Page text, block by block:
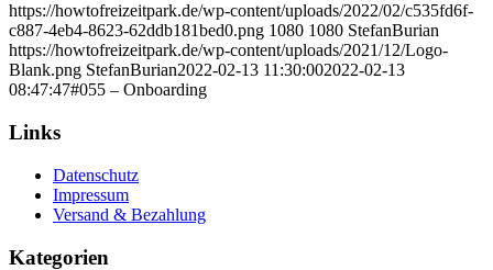
https://howtofreizeitpark.de/wp-content/uploads/2022/02/c535fd6f-
c887-4eb4-8623-62ddb181bed0.png 1080 1080 StefanBurian
https://howtofreizeitpark.de/wp-content/uploads/2021/12/Logo-
Blank.png StefanBurian2022-02-13 11:30:002022-02-13
08:47:47#055 – Onboarding
Links
Datenschutz
Impressum
Versand & Bezahlung
Kategorien